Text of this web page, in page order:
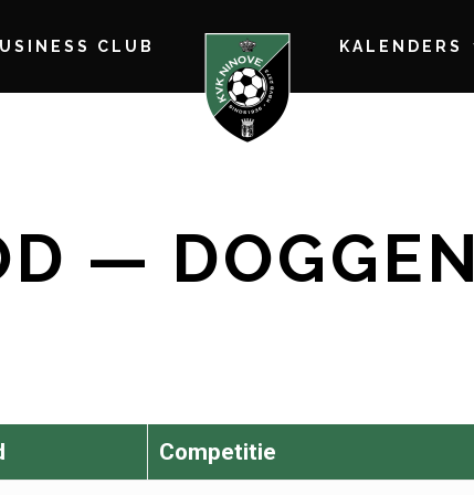
CLUB KALENDERS
— DOGGEN
Competitie